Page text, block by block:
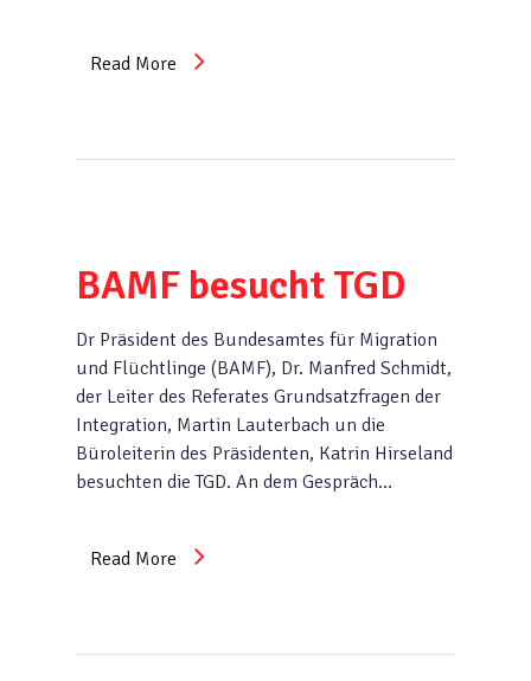
Read More
BAMF besucht TGD
Dr Präsident des Bundesamtes für Migration
und Flüchtlinge (BAMF), Dr. Manfred Schmidt,
der Leiter des Referates Grundsatzfragen der
Integration, Martin Lauterbach un die
Büroleiterin des Präsidenten, Katrin Hirseland
besuchten die TGD. An dem Gespräch…
Read More